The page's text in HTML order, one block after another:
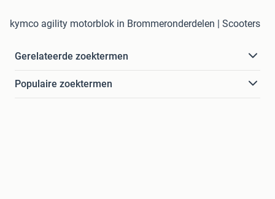
kymco agility motorblok in Brommeronderdelen | Scooters
Gerelateerde zoektermen
Populaire zoektermen